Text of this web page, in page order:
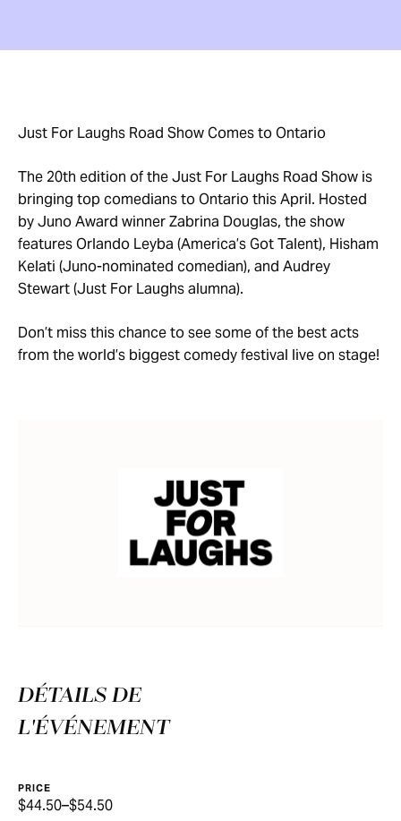
Just For Laughs Road Show Comes to Ontario
The 20th edition of the Just For Laughs Road Show is
bringing top comedians to Ontario this April. Hosted
by Juno Award winner Zabrina Douglas, the show
features Orlando Leyba (America’s Got Talent), Hisham
Kelati (Juno-nominated comedian), and Audrey
Stewart (Just For Laughs alumna).
Don’t miss this chance to see some of the best acts
from the world’s biggest comedy festival live on stage!
DÉTAILS DE
L'ÉVÉNEMENT
PRICE
$44.50–$54.50